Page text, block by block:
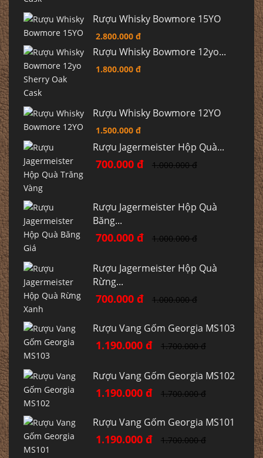
Rượu Whisky Bowmore 15YO
2.800.000 đ
Rượu Whisky Bowmore 12yo...
1.800.000 đ
Rượu Whisky Bowmore 12YO
1.500.000 đ
Rượu Jagermeister Hộp Quà...
700.000 đ 1.000.000 đ
Rượu Jagermeister Hộp Quà
Băng...
700.000 đ 1.000.000 đ
Rượu Jagermeister Hộp Quà
Rừng...
700.000 đ 1.000.000 đ
Rượu Vang Gốm Georgia MS103
1.190.000 đ 1.700.000 đ
Rượu Vang Gốm Georgia MS102
1.190.000 đ 1.700.000 đ
Rượu Vang Gốm Georgia MS101
1.190.000 đ 1.700.000 đ